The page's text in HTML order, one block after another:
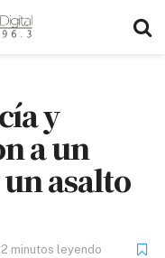
y
a un
asalto
minutos leyendo